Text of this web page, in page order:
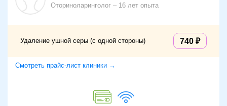
кюретаж (удаление пробки специальными
Вид очистки выбирается по индивидуальным критериям.
Промывание слухового канала не рекомендуется, если
барабанной перепонки, при воспалительных процессах в
Оториноларинголог 16 лет опыта
Удаление ушной серы (с одной стороны) 740
Смотреть прайс-лист клиники →